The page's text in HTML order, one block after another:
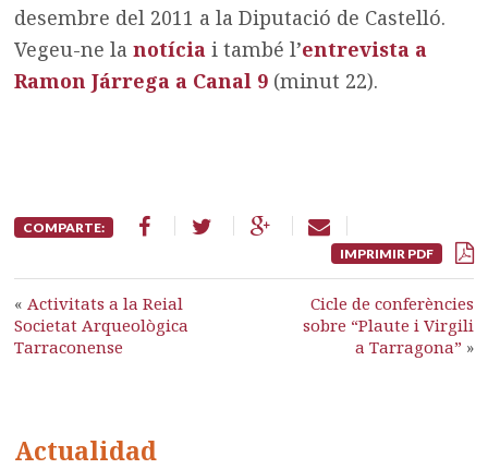
desembre del 2011 a la Diputació de Castelló.
Vegeu-ne lanotícia i també l’entrevista a
Ramon Járrega a Canal 9 (minut 22).
COMPARTE:
IMPRIMIR PDF
«Activitats a la Reial
Societat Arqueològica
Tarraconense
Cicle de conferències
sobre “Plaute i Virgili
a Tarragona” »
Actualidad